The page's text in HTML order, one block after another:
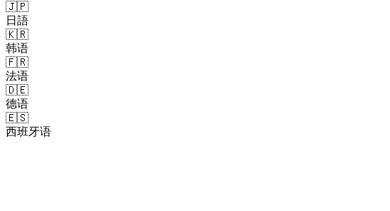
🇯🇵
日語
🇰🇷
韩语
🇫🇷
法语
🇩🇪
德语
🇪🇸
西班牙语